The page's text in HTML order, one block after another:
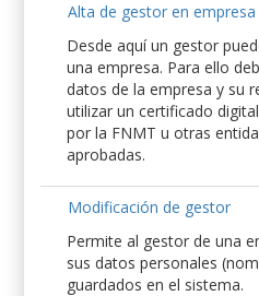
Alta de gestor en empresa
Desde aquí un gestor
una empresa. Para ello
datos de la empresa y su
utilizar un certificado
por la FNMT u otras
aprobadas.
Modificación de gestor
Permite al gestor de una
sus datos personales
guardados en el sistema.